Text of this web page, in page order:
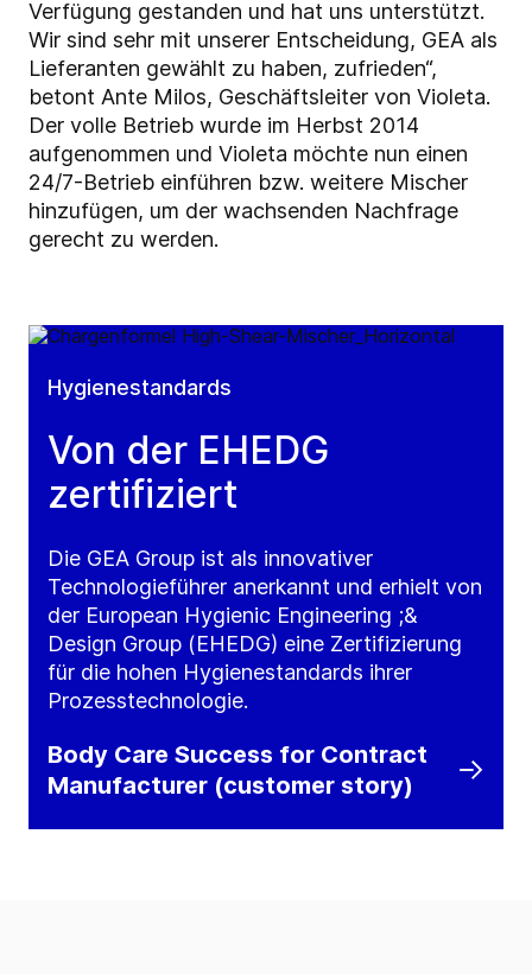
Verfügung gestanden und hat uns unterstützt.
Wir sind sehr mit unserer Entscheidung, GEA als
Lieferanten gewählt zu haben, zufrieden“,
betont Ante Milos, Geschäftsleiter von Violeta.
Der volle Betrieb wurde im Herbst 2014
aufgenommen und Violeta möchte nun einen
24/7-Betrieb einführen bzw. weitere Mischer
hinzufügen, um der wachsenden Nachfrage
gerecht zu werden.
Hygienestandards
Von der EHEDG
zertifiziert
Die GEA Group ist als innovativer
Technologieführer anerkannt und erhielt von
der European Hygienic Engineering ;&
Design Group (EHEDG) eine Zertifizierung
für die hohen Hygienestandards ihrer
Prozesstechnologie.
Body Care Success for Contract
Manufacturer (customer story)